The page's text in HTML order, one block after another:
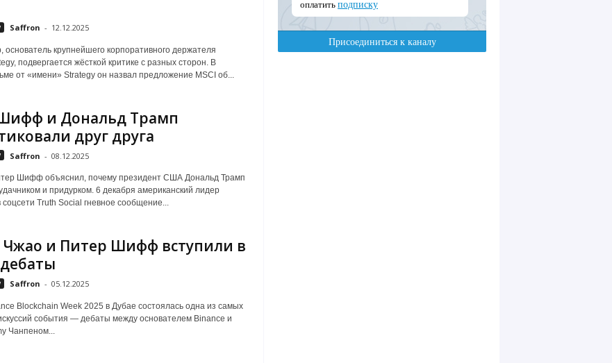
Saffron - 12.12.2025
основатель крупнейшего корпоративного держателя
подвергается жёсткой критике с разных сторон. В
от «имени» Strategy он назвал предложение MSCI об...
и Дональд Трамп
друг друга
Saffron - 08.12.2025
Шифф объяснил, почему президент США Дональд Трамп
и придурком. 6 декабря американский лидер
соцсети Truth Social гневное сообщение...
Чжао и Питер Шифф вступили в
Saffron - 05.12.2025
Blockchain Week 2025 в Дубае состоялась одна из самых
события — дебаты между основателем Binance и
Чанпеном...